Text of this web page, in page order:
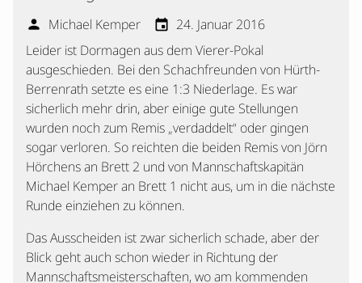
Mannschaften
Ranglisten
Termine
Verschiedenes
Kontakt
person Michael Kemper event 24. Januar 2016
Leider ist Dormagen aus dem Vierer-Pokal
ausgeschieden. Bei den Schachfreunden von Hürth-
Berrenrath setzte es eine 1:3 Niederlage. Es war
sicherlich mehr drin, aber einige gute Stellungen
wurden noch zum Remis „verdaddelt“ oder gingen
sogar verloren. So reichten die beiden Remis von Jörn
Hörchens an Brett 2 und von Mannschaftskapitän
Michael Kemper an Brett 1 nicht aus, um in die nächste
Runde einziehen zu können.
Das Ausscheiden ist zwar sicherlich schade, aber der
Blick geht auch schon wieder in Richtung der
Mannschaftsmeisterschaften, wo am kommenden